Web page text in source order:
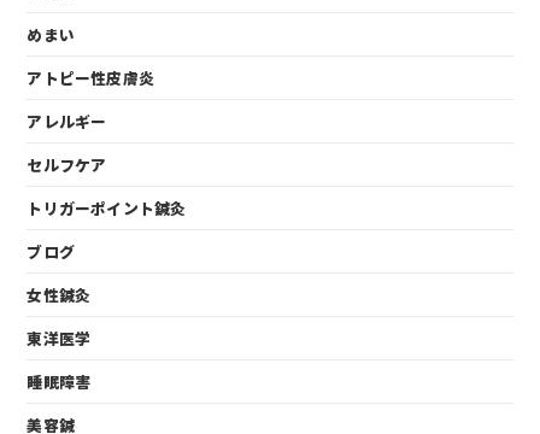
めまい
アトピー性皮膚炎
アレルギー
セルフケア
トリガーポイント鍼灸
ブログ
女性鍼灸
東洋医学
睡眠障害
美容鍼